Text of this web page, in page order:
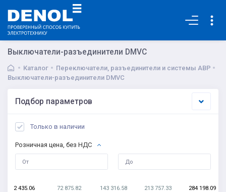
Выключатели-разъединители DMVC
Каталог
Переключатели, разъединители и системы АВР
Выключатели-разъединители DMVC
Подбор параметров
Только в наличии
Розничная цена, без НДС
2 435.06 72 875.82 143 316.58 213 757.33 284 198.09